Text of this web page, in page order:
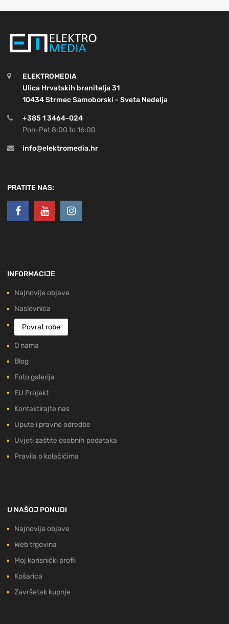
ELEKTROMEDIA
Ulica Hrvatskih branitelja 31
10434 Strmec Samoborski - Sveta Nedelja
+385 1 3464-024
Pon-Pet 8:00 to 16:00
info@elektromedia.hr
PRATITE NAS:
INFORMACIJE
Najnovije objave
Naslovnica
Povrat robe
O nama
Blog
Foto galerija
EU Projekt
Kontaktirajte nas
Upute i pravne odredbe
Uvjeti zaštite osobnih podataka
Pravila o kolačićima
U NAŠOJ PONUDI
Najnovije objave
Web trgovina
Moj korisnički profil
Košarica
Završetak kupnje